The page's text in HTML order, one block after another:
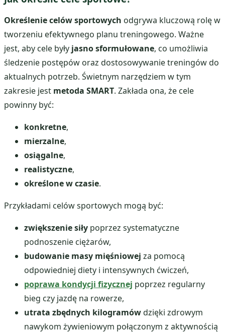
Określenie celów sportowych odgrywa kluczową rolę w
tworzeniu efektywnego planu treningowego. Ważne
jest, aby cele były jasno sformułowane, co umożliwia
śledzenie postępów oraz dostosowywanie treningów do
aktualnych potrzeb. Świetnym narzędziem w tym
zakresie jest metoda SMART. Zakłada ona, że cele
powinny być:
konkretne,
mierzalne,
osiągalne,
realistyczne,
określone w czasie.
Przykładami celów sportowych mogą być:
zwiększenie siły poprzez systematyczne
podnoszenie ciężarów,
budowanie masy mięśniowej za pomocą
odpowiedniej diety i intensywnych ćwiczeń,
poprawa kondycji fizycznej poprzez regularny
bieg czy jazdę na rowerze,
utrata zbędnych kilogramówdzięki zdrowym
nawykom żywieniowym połączonym z aktywnością